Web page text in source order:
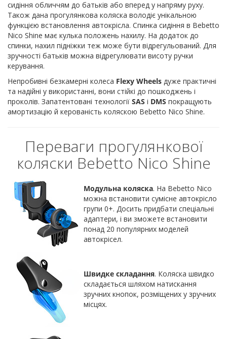
сидіння обличчям до батьків або вперед у напряму руху.
Також дана прогулянкова коляска володіє унікальною
функцією встановлення автокрісла. Спинка сидіння в Bebetto
Nico Shine має кулька положень нахилу. На додаток до
спинки, нахил підніжки теж може бути відрегульований. Для
зручності батьків можна відрегулювати висоту ручки
керування.
Непробивні безкамерні колеса Flexy Wheels дуже практичні
та надійні у використанні, вони стійкі до пошкоджень і
проколів. Запатентовані технології SAS і DMS покращують
амортизацію й керованість коляскою Bebetto Nico Shine.
Переваги прогулянкової
коляски Bebetto Nico Shine
Модульна коляска. На Bebetto Nico
можна встановити сумісне автокрісло
групи 0+. Досить придбати спеціальні
адаптери, і ви зможете встановити
понад 20 популярних моделей
автокрісел.
Швидке складання. Коляска швидко
складається шляхом натискання
зручних кнопок, розміщених у зручних
місцях.